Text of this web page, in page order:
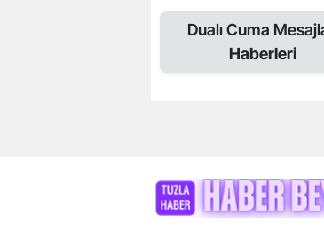
Dualı Cuma
Haberleri